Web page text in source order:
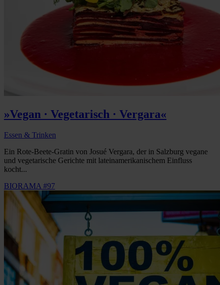
»Vegan · Vegetarisch · Vergara«
Essen & Trinken
Ein Rote-Beete-Gratin von Josué Vergara, der in Salzburg vegane
und vegetarische Gerichte mit lateinamerikanischem Einfluss
kocht...
BIORAMA #97